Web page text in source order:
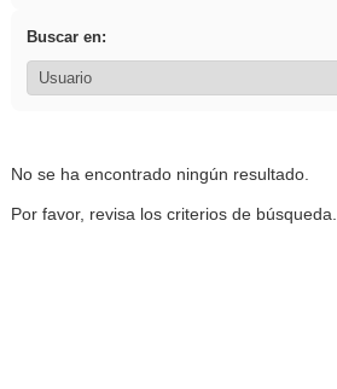
Buscar en:
No se ha encontrado ningún resultado.
Por favor, revisa los criterios de búsqueda.